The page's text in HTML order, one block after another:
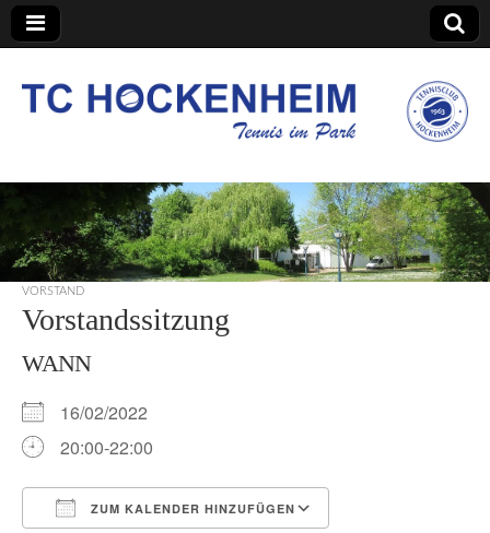
TC Hockenheim
VORSTAND
Vorstandssitzung
WANN
16/02/2022
20:00-22:00
ZUM KALENDER HINZUFÜGEN